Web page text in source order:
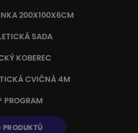
200X100X6CM
SADA
KOBEREC
CVIČNÁ 4M
PROGRAM